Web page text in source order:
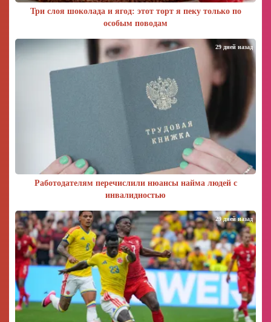
Три слоя шоколада и ягод: этот торт я пеку только по
особым поводам
Работодателям перечислили нюансы найма людей с
инвалидностью
29 дней назад
29 дней назад